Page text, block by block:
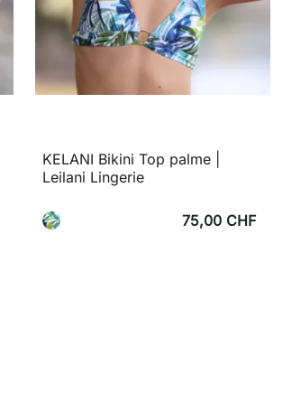
KELANI Bikini Top palme |
Leilani Lingerie
75,00 CHF